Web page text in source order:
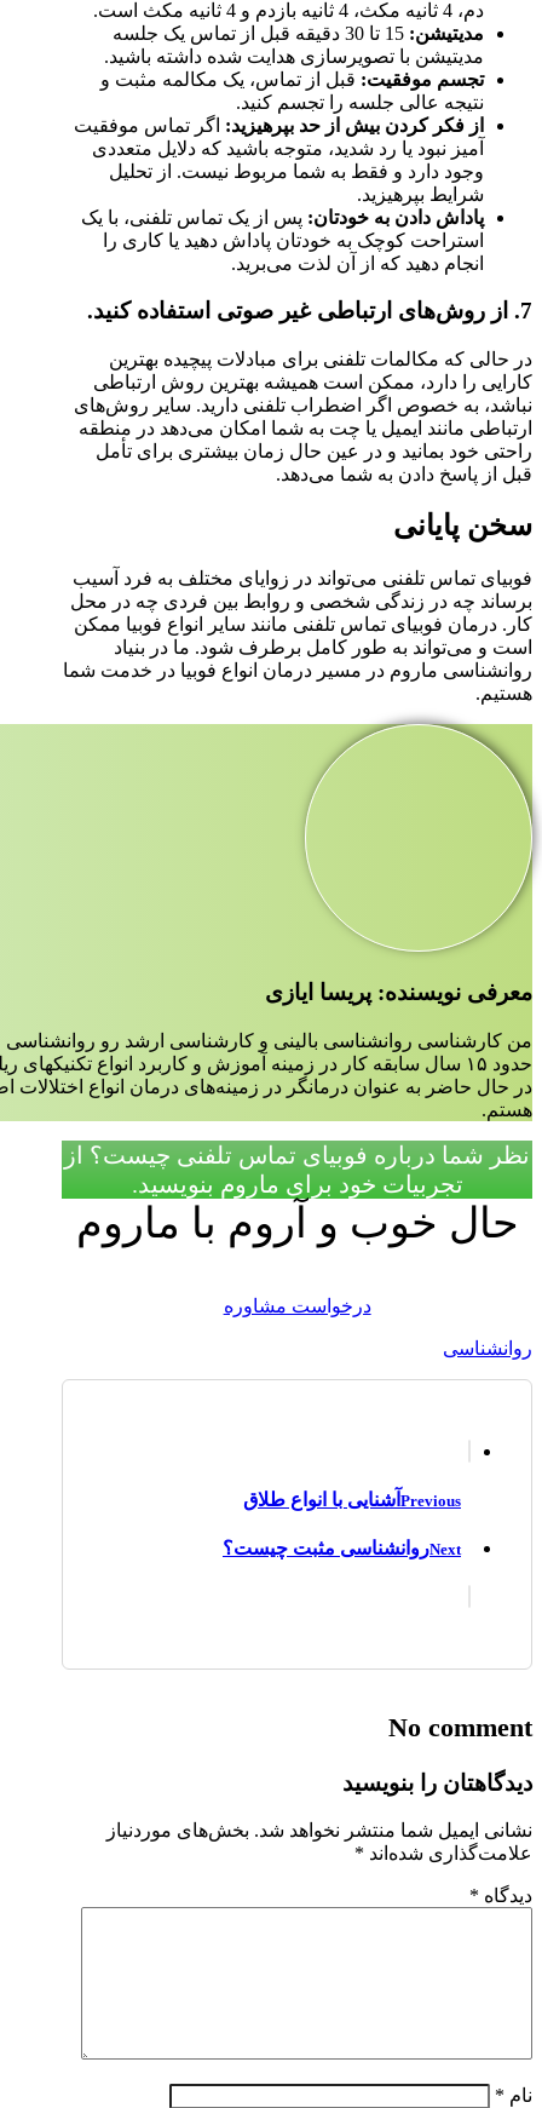
دم، 4 ثانیه مکث، 4 ثانیه بازدم و 4 ثانیه مکث است.
مدیتیشن:
15 تا 30 دقیقه قبل از تماس یک جلسه
مدیتیشن با تصویرسازی هدایت شده داشته باشید.
تجسم موفقیت: قبل از تماس، یک مکالمه مثبت و
نتیجه عالی جلسه را تجسم کنید.
از فکر کردن بیش از حد بپرهیزید: اگر تماس موفقیت
آمیز نبود یا رد شدید، متوجه باشید که دلایل متعددی
وجود دارد و فقط به شما مربوط نیست. از تحلیل
شرایط بپرهیزید.
پاداش دادن به خودتان: پس از یک تماس تلفنی، با یک
استراحت کوچک به خودتان پاداش دهید یا کاری را
انجام دهید که از آن لذت می‌برید.
7. از روش‌های ارتباطی غیر صوتی استفاده کنید.
در حالی که مکالمات تلفنی برای مبادلات پیچیده بهترین
کارایی را دارد، ممکن است همیشه بهترین روش ارتباطی
نباشد، به خصوص اگر اضطراب تلفنی دارید. سایر روش‌های
ارتباطی مانند ایمیل یا چت به شما امکان می‌دهد در منطقه
راحتی خود بمانید و در عین حال زمان بیشتری برای تأمل
قبل از پاسخ دادن به شما می‌دهد.
سخن پایانی
فوبیای تماس تلفنی می‌تواند در زوایای مختلف به فرد آسیب
برساند چه در زندگی شخصی و روابط بین فردی چه در محل
کار. درمان فوبیای تماس تلفنی مانند سایر انواع فوبیا ممکن
است و می‌تواند به طور کامل برطرف شود. ما در بنیاد
روانشناسی ماروم در مسیر درمان انواع فوبیا در خدمت شما
هستیم.
معرفی نویسنده: پریسا ایازی
من کارشناسی روانشناسی بالینی و کارشناسی ارشد رو
حدود ۱۵ سال سابقه کار در زمینه آموزش و کاربرد انواع تکنیکهای ریلکسیشن،مدیتیشن و مایندفولنس دارم.
در حال حاضر به عنوان درمانگر در زمینه‌‌های درمان انواع
هستم.
نظر شما درباره فوبیای تماس تلفنی چیست؟ از
تجربیات خود برای ماروم بنویسید.
حال خوب و آروم با ماروم
درخواست مشاوره
روانشناسی
Previous آشنایی با انواع طلاق
Nextروانشناسی مثبت چیست؟
No comment
دیدگاهتان را بنویسید
نشانی ایمیل شما منتشر نخواهد شد. بخش‌های موردنیاز
علامت‌گذاری شده‌اند *
دیدگاه *
نام *